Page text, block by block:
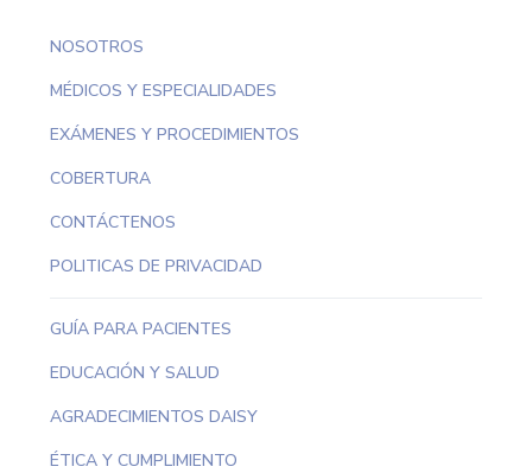
NOSOTROS
MÉDICOS Y ESPECIALIDADES
EXÁMENES Y PROCEDIMIENTOS
COBERTURA
CONTÁCTENOS
POLITICAS DE PRIVACIDAD
GUÍA PARA PACIENTES
EDUCACIÓN Y SALUD
AGRADECIMIENTOS DAISY
ÉTICA Y CUMPLIMIENTO